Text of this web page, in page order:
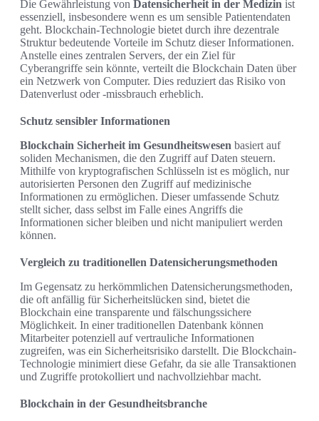
Die Gewährleistung von Datensicherheit in der Medizin ist
essenziell, insbesondere wenn es um sensible Patientendaten
geht. Blockchain-Technologie bietet durch ihre dezentrale
Struktur bedeutende Vorteile im Schutz dieser Informationen.
Anstelle eines zentralen Servers, der ein Ziel für
Cyberangriffe sein könnte, verteilt die Blockchain Daten über
ein Netzwerk von Computer. Dies reduziert das Risiko von
Datenverlust oder -missbrauch erheblich.
Schutz sensibler Informationen
Blockchain Sicherheit im Gesundheitswesen basiert auf
soliden Mechanismen, die den Zugriff auf Daten steuern.
Mithilfe von kryptografischen Schlüsseln ist es möglich, nur
autorisierten Personen den Zugriff auf medizinische
Informationen zu ermöglichen. Dieser umfassende Schutz
stellt sicher, dass selbst im Falle eines Angriffs die
Informationen sicher bleiben und nicht manipuliert werden
können.
Vergleich zu traditionellen Datensicherungsmethoden
Im Gegensatz zu herkömmlichen Datensicherungsmethoden,
die oft anfällig für Sicherheitslücken sind, bietet die
Blockchain eine transparente und fälschungssichere
Möglichkeit. In einer traditionellen Datenbank können
Mitarbeiter potenziell auf vertrauliche Informationen
zugreifen, was ein Sicherheitsrisiko darstellt. Die Blockchain-
Technologie minimiert diese Gefahr, da sie alle Transaktionen
und Zugriffe protokolliert und nachvollziehbar macht.
Blockchain in der Gesundheitsbranche